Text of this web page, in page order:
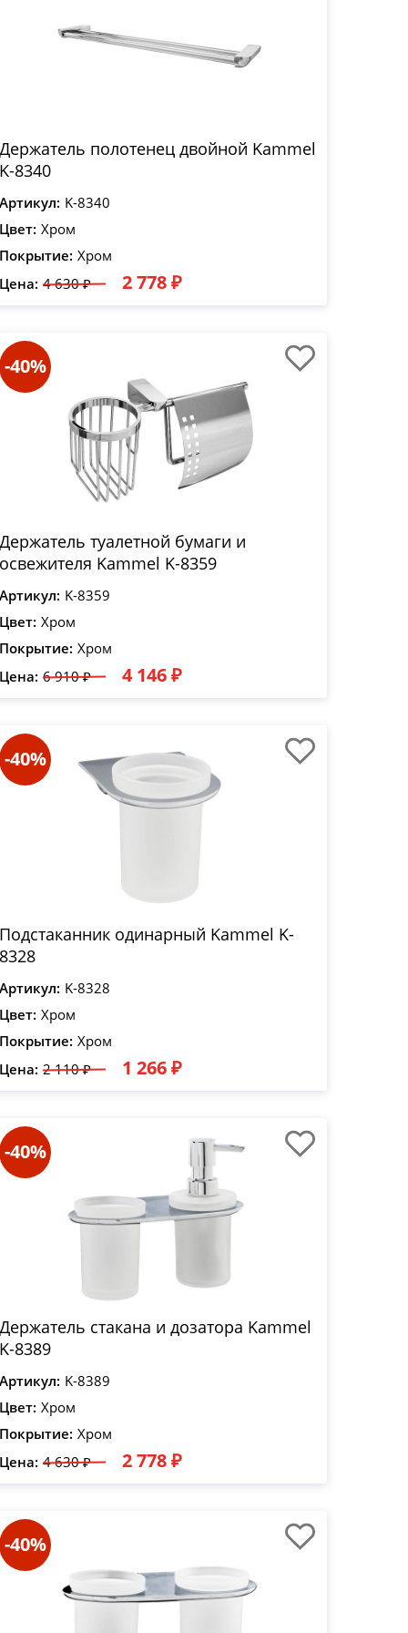
Держатель полотенец двойной Kammel
K-8340
Артикул: K-8340
Цвет: Хром
Покрытие: Хром
Цена: 4 630 ₽ 2 778 ₽
-40%
Держатель туалетной бумаги и
освежителя Kammel K-8359
Артикул: K-8359
Цвет: Хром
Покрытие: Хром
Цена: 6 910 ₽ 4 146 ₽
-40%
Подстаканник одинарный Kammel K-
8328
Артикул: K-8328
Цвет: Хром
Покрытие: Хром
Цена: 2 110 ₽ 1 266 ₽
-40%
Держатель стакана и дозатора Kammel
K-8389
Артикул: K-8389
Цвет: Хром
Покрытие: Хром
Цена: 4 630 ₽ 2 778 ₽
-40%